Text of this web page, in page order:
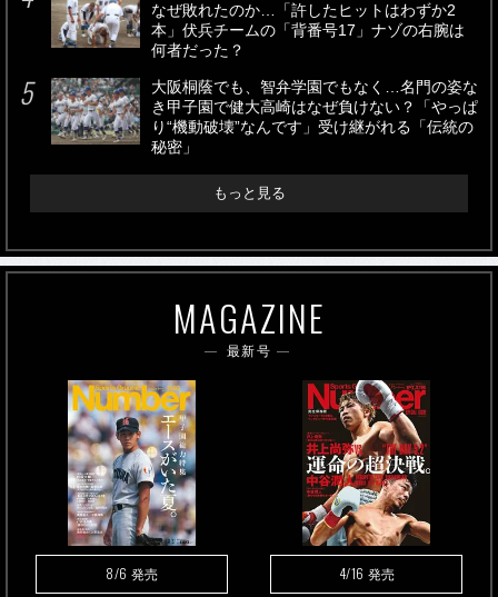
なぜ敗れたのか…「許したヒットはわずか2
本」伏兵チームの「背番号17」ナゾの右腕は
何者だった？
大阪桐蔭でも、智弁学園でもなく…名門の姿な
き甲子園で健大高崎はなぜ負けない？「やっぱ
り“機動破壊”なんです」受け継がれる「伝統の
秘密」
もっと見る
MAGAZINE
最新号
8/6 発売 4/16 発売